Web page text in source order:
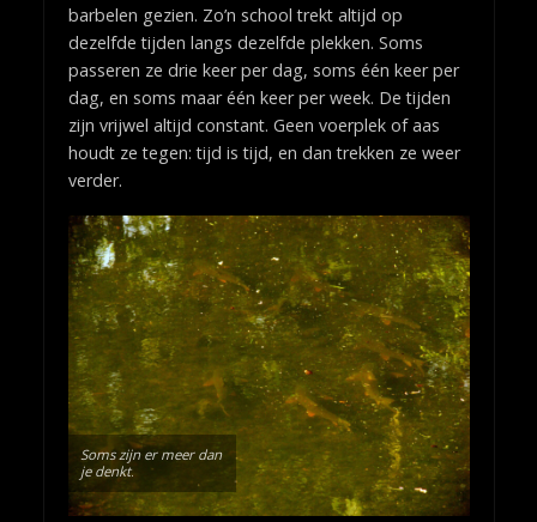
barbelen gezien. Zo’n school trekt altijd op
dezelfde tijden langs dezelfde plekken. Soms
passeren ze drie keer per dag, soms één keer per
dag, en soms maar één keer per week. De tijden
zijn vrijwel altijd constant. Geen voerplek of aas
houdt ze tegen: tijd is tijd, en dan trekken ze weer
verder.
Soms zijn er meer dan
je denkt.